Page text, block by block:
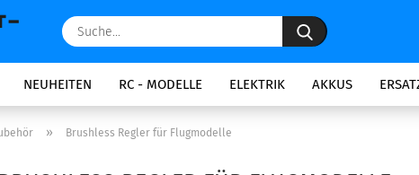
Suche...
NEUHEITEN RC - MODELLE ELEKTRIK AKKUS
» Brushless Regler für Flugmodelle